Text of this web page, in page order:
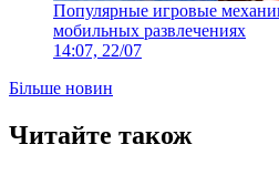
Популярные игровые
мобильных развлечениях
14:07, 22/07
Більше новин
Читайте також